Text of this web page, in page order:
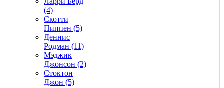
(4)
Скотти
Пиппен (5)
Деннис
Родман (11)
Мэджик
Джонсон (2)
Стоктон
Джон (5)